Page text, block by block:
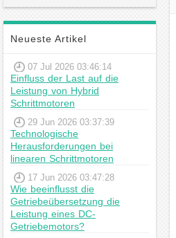
Neueste Artikel
07 Jul 2026 03:46:14
Einfluss der Last auf die
Leistung von Hybrid
Schrittmotoren
29 Jun 2026 03:37:39
Technologische
Herausforderungen bei
linearen Schrittmotoren
17 Jun 2026 03:47:28
Wie beeinflusst die
Getriebeübersetzung die
Leistung eines DC-
Getriebemotors?